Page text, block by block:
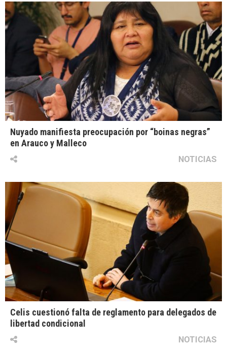
Nuyado manifiesta preocupación por “boinas negras”
en Arauco y Malleco
NOTICIAS
Celis cuestionó falta de reglamento para delegados de
libertad condicional
NOTICIAS